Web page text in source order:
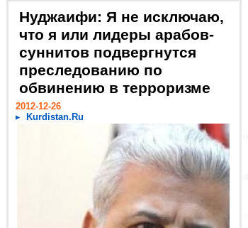
Нуджаифи: Я не исключаю,
что я или лидеры арабов-
суннитов подвергнутся
преследованию по
обвинению в терроризме
2012-12-26
Kurdistan.Ru